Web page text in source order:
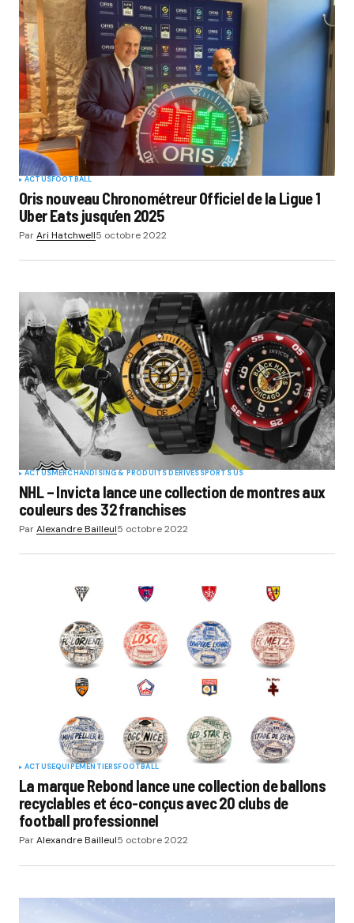
ACTUSFOOTBALL
Oris nouveau Chronométreur Officiel de la Ligue 1
Uber Eats jusqu’en 2025
ParAri Hatchwell5 octobre 2022
ACTUSMERCHANDISING & PRODUITS DÉRIVÉSSPORTS US
NHL – Invicta lance une collection de montres aux
couleurs des 32 franchises
ParAlexandre Bailleul5 octobre 2022
ACTUSEQUIPEMENTIERSFOOTBALL
La marque Rebond lance une collection de ballons
recyclables et éco-conçus avec 20 clubs de
football professionnel
ParAlexandre Bailleul5 octobre 2022